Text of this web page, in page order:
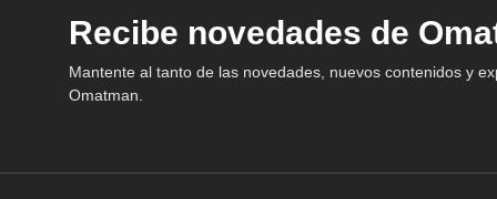
Recibe novedades de
Mantente al tanto de las novedades, nuevos contenidos y
Omatman.